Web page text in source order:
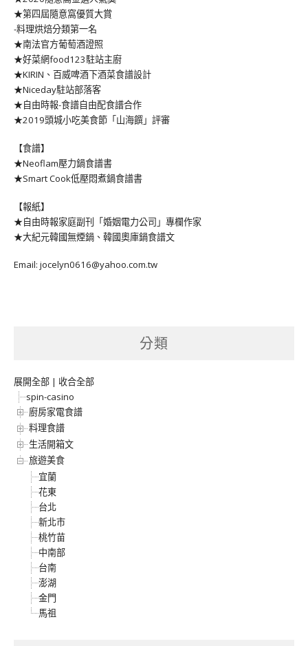
★第四屆隨意窩優質大賞
-料理烘焙分類第一名
★南法官方葡萄酒證照
★好菜網food123駐站主廚
★KIRIN、百威啤酒下酒菜食譜設計
★Niceday駐站部落客
★自由時報-食譜自由配食譜合作
★2019頭城小吃美食節「山海饌」評審
【食譜】
★Neoflam壓力鍋食譜書
★Smart Cook低壓悶煮鍋食譜書
【報紙】
★自由時報家庭副刊「婚姻電力公司」專欄作家
★大紀元韓國無煙鍋、韓國奧庫鍋食譜文
Email: jocelyn0616@yahoo.com.tw
分類
展開全部 | 收合全部
spin-casino
廚房家電食譜
料理食譜
生活開箱文
旅遊美食
宜蘭
花東
台北
新北市
桃竹苗
中南部
台南
澎湖
金門
馬祖